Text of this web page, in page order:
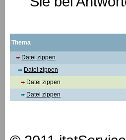
Thema
Datei zippen
Datei zippen
Datei zippen
Datei zippen